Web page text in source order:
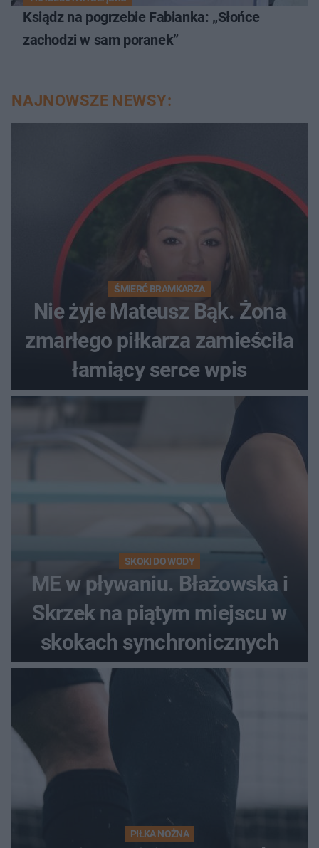
Ksiądz na pogrzebie Fabianka: „Słońce
zachodzi w sam poranek”
NAJNOWSZE NEWSY:
ŚMIERĆ BRAMKARZA
Nie żyje Mateusz Bąk. Żona
zmarłego piłkarza zamieściła
łamiący serce wpis
SKOKI DO WODY
ME w pływaniu. Błażowska i
Skrzek na piątym miejscu w
skokach synchronicznych
PIŁKA NOŻNA